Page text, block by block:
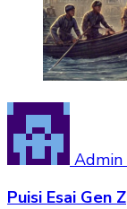
Admin
Puisi Esai Gen Z